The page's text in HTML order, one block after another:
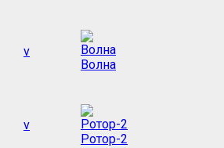
v
Волна
v
Ротор-2